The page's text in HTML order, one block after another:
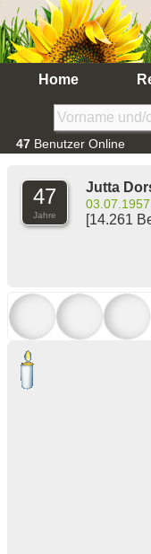
Home
47 Benutzer Online
47
Jahre
Jutta
[14.261